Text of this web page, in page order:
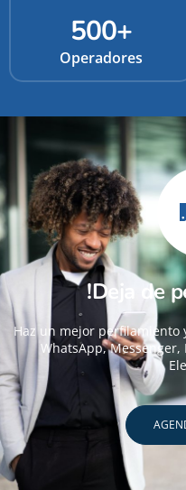
Operadores
500+
!Deja de
Haz un mejor perfilamiento
WhatsApp,